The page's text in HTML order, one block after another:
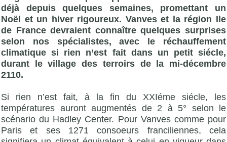
déjà depuis quelques semaines, promettant un
Noël et un hiver rigoureux. Vanves et la région Ile
de France devraient connaître quelques surprises
selon nos spécialistes, avec le réchauffement
climatique si rien n’est fait dans un petit siécle,
durant le village des terroirs de la mi-décembre
2110.
Si rien n’est fait, à la fin du XXIéme siécle, les
températures auront augmentés de 2 à 5° selon le
scénario du Hadley Center. Pour Vanves comme pour
Paris et ses 1271 consoeurs franciliennes, cela